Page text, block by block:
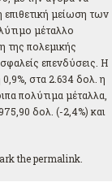
μείωση των
μέταλλο
της πολεμικής
επενδύσεις. Η
στα 2.634 δολ. η
πολύτιμα μέταλλα,
δολ. (-2,4%) και
thepermalink